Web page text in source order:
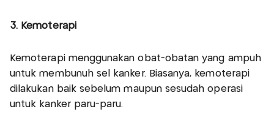
3. Kemoterapi
Kemoterapi menggunakan obat-obatan yang ampuh
untuk membunuh sel kanker. Biasanya, kemoterapi
dilakukan baik sebelum maupun sesudah operasi
untuk kanker paru-paru.